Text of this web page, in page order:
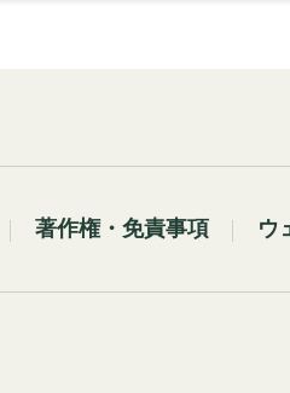
著作権・免責事項 ウ